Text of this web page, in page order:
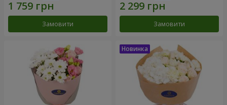
Замовити Замовити